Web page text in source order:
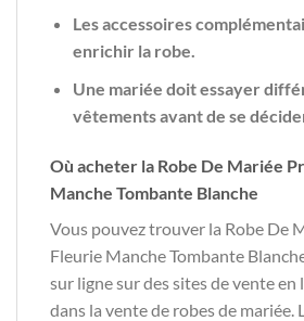
Les accessoires
enrichir la robe.
Une mariée doit essayer
vêtements avant de se
Où acheter la Robe De Mariée
Manche Tombante Blanche
Vous pouvez trouver la Robe De
Fleurie Manche Tombante
sur ligne sur des sites de vente en
dans la vente de robes de mariée.